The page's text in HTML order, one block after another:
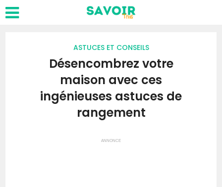
ASTUCES ET CONSEILS
Désencombrez votre
maison avec ces
ingénieuses astuces de
rangement
ANNONCE